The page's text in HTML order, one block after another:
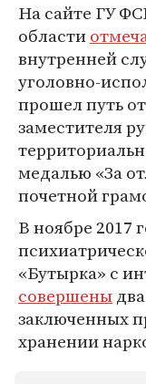
На сайте ГУ
области
внутренней
уголовно-
прошел путь
заместителя
медалью «За
почетной
В ноябре 2017
«Бутырка» с
совершены
заключенных
хранении